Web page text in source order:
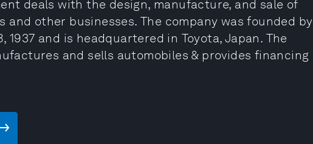
deals with the design, manufacture, and sale of
and other businesses. The company was founded by
1937 and is headquartered in Toyota, Japan. The
and sells automobiles & provides financing